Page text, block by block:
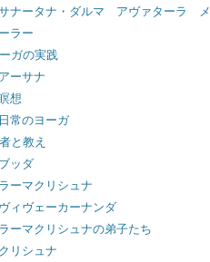
ナータナ・ダルマ アヴァターラ メ
ーラー
ガの実践
アーサナ
想
日常のヨーガ
と教え
ブッダ
ラーマクリシュナ
ヴィヴェーカーナンダ
ラーマクリシュナの弟子たち
クリシュナ